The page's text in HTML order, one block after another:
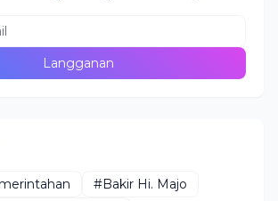
#Bakir Hi. Majo